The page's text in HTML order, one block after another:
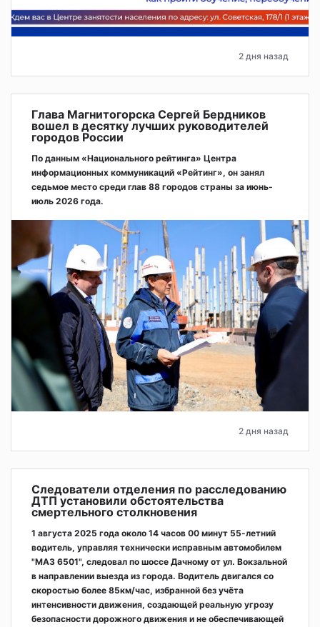
2 дня назад
Глава Магнитогорска Сергей Бердников
вошел в десятку лучших руководителей
городов России
По данным «Национального рейтинга» Центра
информационных коммуникаций «Рейтинг», он занял
седьмое место среди глав 88 городов страны за июнь-
июль 2026 года.
2 дня назад
Следователи отделения по расследованию
ДТП установили обстоятельства
смертельного столкновения
1 августа 2025 года около 14 часов 00 минут 55-летний
водитель, управляя технически исправным автомобилем
"МАЗ 6501", следовал по шоссе Дачному от ул. Вокзальной
в направлении выезда из города. Водитель двигался со
скоростью более 85км/час, избранной без учёта
интенсивности движения, создающей реальную угрозу
безопасности дорожного движения и не обеспечивающей